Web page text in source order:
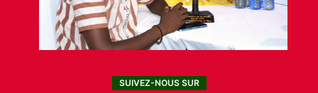
SUIVEZ-NOUS SUR